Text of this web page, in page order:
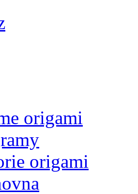
origami
origami